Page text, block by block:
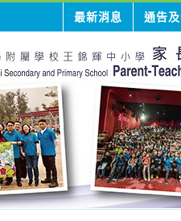
最新消息 通告